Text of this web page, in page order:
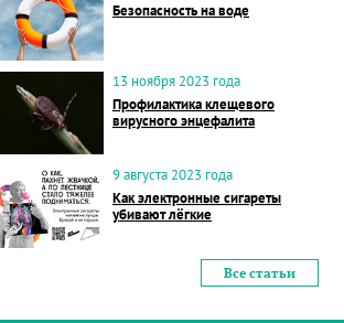
Безопасность на воде
13 ноября 2023 года
Профилактика клещевого
вирусного энцефалита
9 августа 2023 года
Как электронные сигареты
убивают лёгкие
Все статьи